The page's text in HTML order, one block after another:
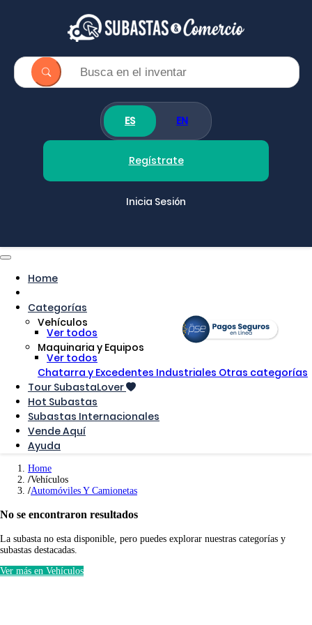
ES EN
Regístrate
Inicia Sesión
Home
Categorías
Vehículos
Ver todos
Maquinaria y Equipos
Ver todos
Chatarra y Excedentes Industriales Otras categorías
Tour SubastaLover
Hot Subastas
Subastas Internacionales
Vende Aquí
Ayuda
Home
Vehículos
Automóviles Y Camionetas
No se encontraron resultados
La subasta no esta disponible, pero puedes explorar nuestras categorías y
subastas destacadas.
Ver más en Vehículos